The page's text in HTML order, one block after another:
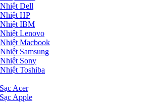
Dell
HP
IBM
Lenovo
Macbook
Samsung
Sony
Toshiba
Acer
Apple